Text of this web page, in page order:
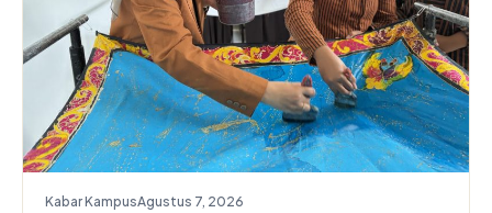
Kabar KampusAgustus 7, 2026